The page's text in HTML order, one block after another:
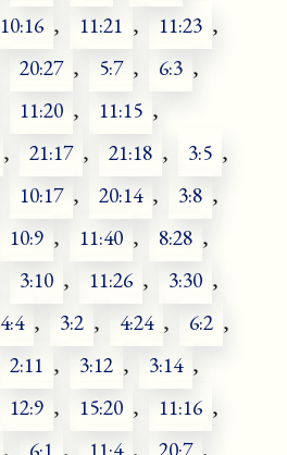
10:16 , 11:21 , 11:23 ,
20:27 , 5:7 , 6:3 ,
11:20 , 11:15 ,
, 21:17 , 21:18 , 3:5 ,
10:17 , 20:14 , 3:8 ,
10:9 , 11:40 , 8:28 ,
3:10 , 11:26 , 3:30 ,
4:4 , 3:2 , 4:24 , 6:2 ,
2:11 , 3:12 , 3:14 ,
12:9 , 15:20 , 11:16 ,